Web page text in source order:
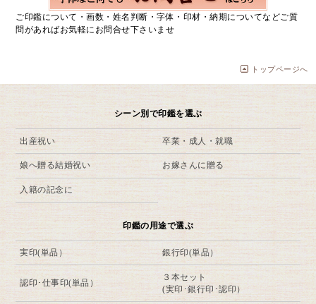
ご印鑑について・画数・姓名判断・字体・印材・納期についてなどご質
問があればお気軽にお問合せ下さいませ
トップページへ
シーン別で印鑑を選ぶ
出産祝い 卒業・成人・就職
娘へ贈る結婚祝い お嫁さんに贈る
入籍の記念に
印鑑の用途で選ぶ
実印(単品） 銀行印(単品）
認印･仕事印(単品）
３本セット
(実印･銀行印･認印）